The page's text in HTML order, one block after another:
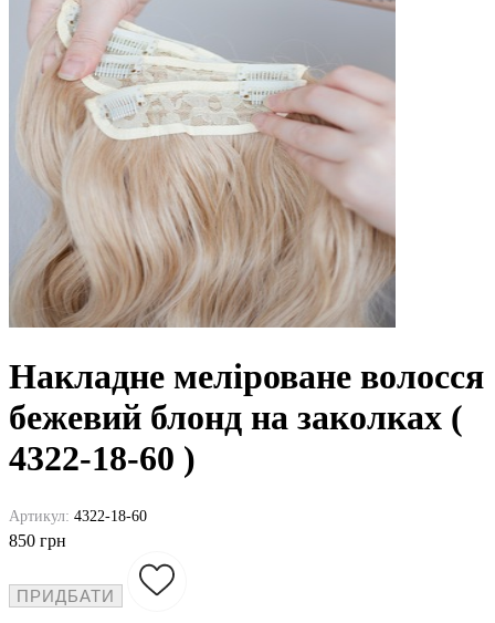
Накладне меліроване волосся
бежевий блонд на заколках (
4322-18-60 )
Артикул: 4322-18-60
850 грн
ПРИДБАТИ